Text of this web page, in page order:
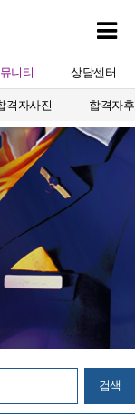
니티 상담센터
격자사진 합격자